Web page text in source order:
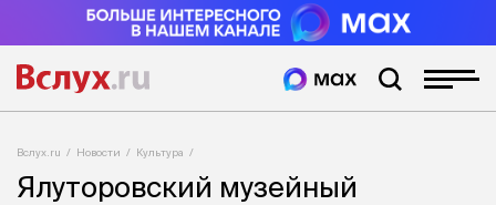
Вслух.ru Новости Культура
Ялуторовский музейный